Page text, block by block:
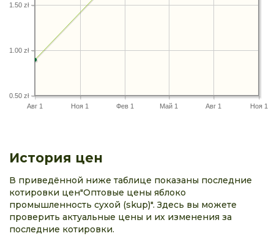
Авг 1 Ноя 1 Фев 1 Май 1 Авг 1 Ноя 1
0.50 zł
1.00 zł
1.50 zł
История цен
В приведённой ниже таблице показаны последние
котировки цен"Оптовые цены яблоко
промышленность сухой (skup)". Здесь вы можете
проверить актуальные цены и их изменения за
последние котировки.